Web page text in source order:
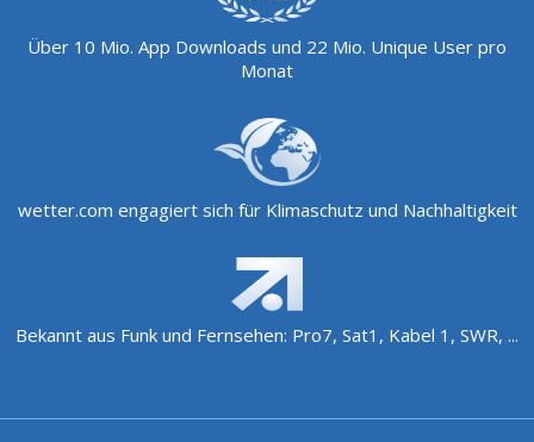
Über 10 Mio. App Downloads und 22 Mio. Unique User pro
Monat
wetter.com engagiert sich für Klimaschutz und Nachhaltigkeit
Bekannt aus Funk und Fernsehen: Pro7, Sat1, Kabel 1, SWR, ...